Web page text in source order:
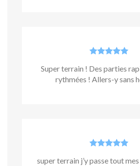
Super terrain ! Des parties
rythmées ! Allers-y sans
super terrain j’y passe tout